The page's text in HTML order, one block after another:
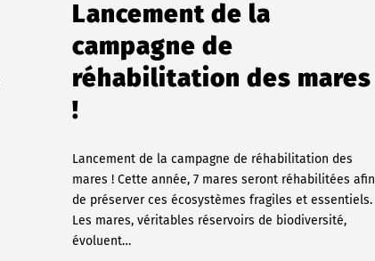
Lancement de la
campagne de
réhabilitation des mares
!
Lancement de la campagne de réhabilitation des
mares ! Cette année, 7 mares seront réhabilitées afin
de préserver ces écosystèmes fragiles et essentiels.
Les mares, véritables réservoirs de biodiversité,
évoluent…